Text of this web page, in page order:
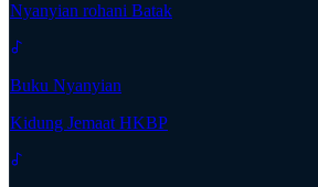
Nyanyian rohani Batak
Buku Nyanyian
Kidung Jemaat HKBP